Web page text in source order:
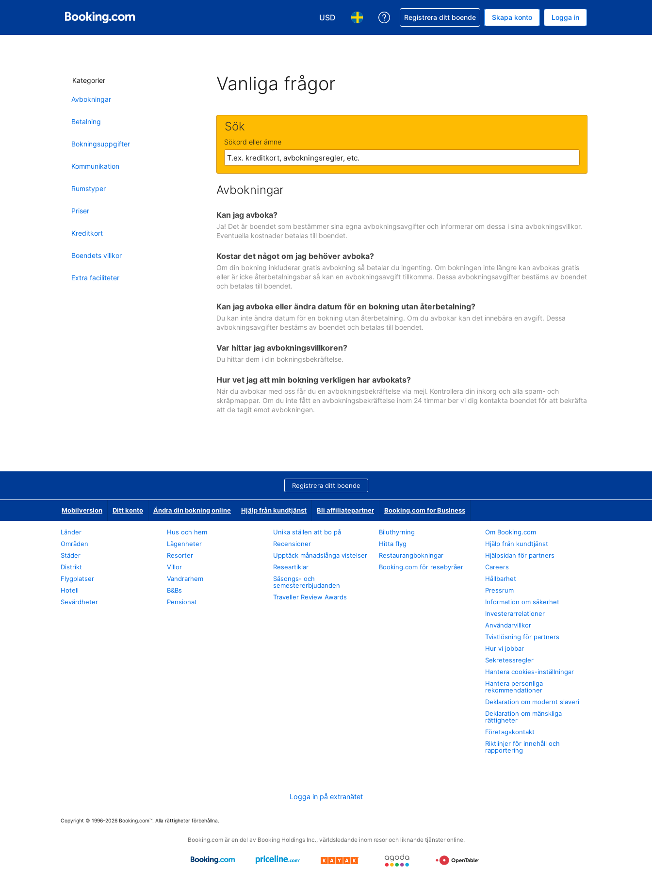
USD
Välj valuta. Din nuvarande valuta är Amerikanska dollar
Välj språk. Ditt nuvarande språk är Svenska
Få hjälp med din bokning
Registrera ditt boende Skapa konto Logga in
Kategorier
Avbokningar
Betalning
Bokningsuppgifter
Kommunikation
Rumstyper
Priser
Kreditkort
Boendets villkor
Extra faciliteter
Vanliga frågor
Sök
Sökord eller ämne
Avbokningar
Kan jag avboka?
Ja! Det är boendet som bestämmer sina egna avbokningsavgifter och informerar om dessa i sina avbokningsvillkor.
Eventuella kostnader betalas till boendet.
Kostar det något om jag behöver avboka?
Om din bokning inkluderar gratis avbokning så betalar du ingenting. Om bokningen inte längre kan avbokas gratis
eller är icke återbetalningsbar så kan en avbokningsavgift tillkomma. Dessa avbokningsavgifter bestäms av boendet
och betalas till boendet.
Kan jag avboka eller ändra datum för en bokning utan återbetalning?
Du kan inte ändra datum för en bokning utan återbetalning. Om du avbokar kan det innebära en avgift. Dessa
avbokningsavgifter bestäms av boendet och betalas till boendet.
Var hittar jag avbokningsvillkoren?
Du hittar dem i din bokningsbekräftelse.
Hur vet jag att min bokning verkligen har avbokats?
När du avbokar med oss får du en avbokningsbekräftelse via mejl. Kontrollera din inkorg och alla spam- och
skräpmappar. Om du inte fått en avbokningsbekräftelse inom 24 timmar ber vi dig kontakta boendet för att bekräfta
att de tagit emot avbokningen.
Registrera ditt boende
Mobilversion Ditt konto Ändra din bokning online Hjälp från kundtjänst Bli affiliatepartner Booking.com for Business
Länder
Områden
Städer
Distrikt
Flygplatser
Hotell
Sevärdheter
Hus och hem
Lägenheter
Resorter
Villor
Vandrarhem
B&Bs
Pensionat
Unika ställen att bo på
Recensioner
Upptäck månadslånga vistelser
Researtiklar
Säsongs- och
semestererbjudanden
Traveller Review Awards
Biluthyrning
Hitta flyg
Restaurangbokningar
Booking.com för resebyråer
Om Booking.com
Hjälp från kundtjänst
Hjälpsidan för partners
Careers
Hållbarhet
Pressrum
Information om säkerhet
Investerarrelationer
Användarvillkor
Tvistlösning för partners
Hur vi jobbar
Sekretessregler
Hantera cookies-inställningar
Hantera personliga
rekommendationer
Deklaration om modernt slaveri
Deklaration om mänskliga
rättigheter
Företagskontakt
Riktlinjer för innehåll och
rapportering
Logga in på extranätet
Copyright © 1996–2026 Booking.com™. Alla rättigheter förbehållna.
Booking.com är en del av Booking Holdings Inc., världsledande inom resor och liknande tjänster online.